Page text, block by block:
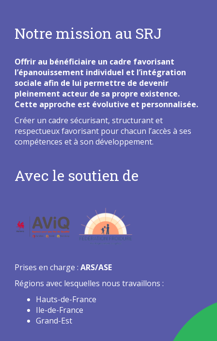
Notre mission au SRJ
Offrir au bénéficiaire un cadre favorisant
l’épanouissement individuel et l’intégration
sociale afin de lui permettre de devenir
pleinement acteur de sa propre existence.
Cette approche est évolutive et personnalisée.
Créer un cadre sécurisant, structurant et
respectueux favorisant pour chacun l’accès à ses
compétences et à son développement.
Avec le soutien de
Prises en charge : ARS/ASE
Régions avec lesquelles nous travaillons :
Hauts-de-France
Ile-de-France
Grand-Est